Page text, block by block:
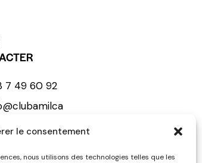
le consentement
nous utilisons des technologies telles que les
7 49 60 92